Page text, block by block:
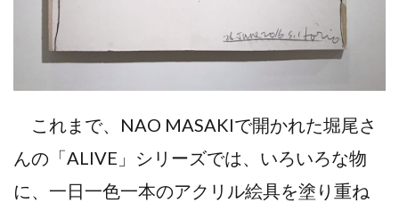
これまで、NAO MASAKIで開かれた堀尾さ
んの「ALIVE」シリーズでは、いろいろな物
に、一日一色一本のアクリル絵具を塗り重ね